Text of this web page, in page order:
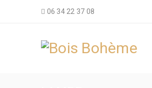
06 34 22 37 08